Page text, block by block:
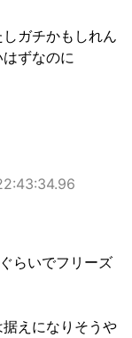
ガチかもしれん
ずなのに
らいでフリーズ
えになりそうや